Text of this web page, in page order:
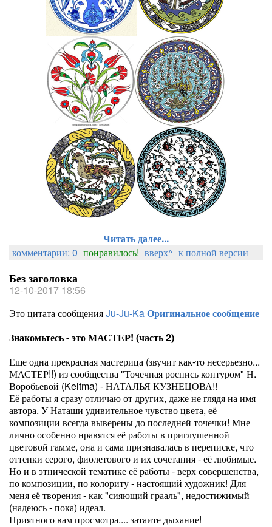
Читать далее...
комментарии: 0 понравилось! вверх^ к полной версии
Без заголовка
12-10-2017 18:56
Это цитата сообщенияJu-Ju-KaОригинальное сообщение
Знакомьтесь - это МАСТЕР! (часть 2)
Еще одна прекрасная мастерица (звучит как-то несерьезно...
МАСТЕР!!) из сообщества "Точечная роспись контуром" Н.
Воробьевой (Keltma) - НАТАЛЬЯ КУЗНЕЦОВА!!
Её работы я сразу отличаю от других, даже не глядя на имя
автора. У Наташи удивительное чувство цвета, её
композиции всегда выверены до последней точечки! Мне
лично особенно нравятся её работы в приглушенной
цветовой гамме, она и сама признавалась в переписке, что
оттенки серого, фиолетового и их сочетания - её любимые.
Но и в этнической тематике её работы - верх совершенства,
по композиции, по колориту - настоящий художник! Для
меня её творения - как "сияющий грааль", недостижимый
(надеюсь - пока) идеал.
Приятного вам просмотра.... затаите дыхание!